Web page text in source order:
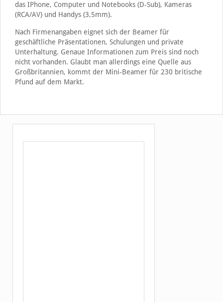
das IPhone, Computer und Notebooks (D-Sub), Kameras
(RCA/AV) und Handys (3,5mm).
Nach Firmenangaben eignet sich der Beamer für
geschäftliche Präsentationen, Schulungen und private
Unterhaltung. Genaue Informationen zum Preis sind noch
nicht vorhanden. Glaubt man allerdings eine Quelle aus
Großbritannien, kommt der Mini-Beamer für 230 britische
Pfund auf dem Markt.